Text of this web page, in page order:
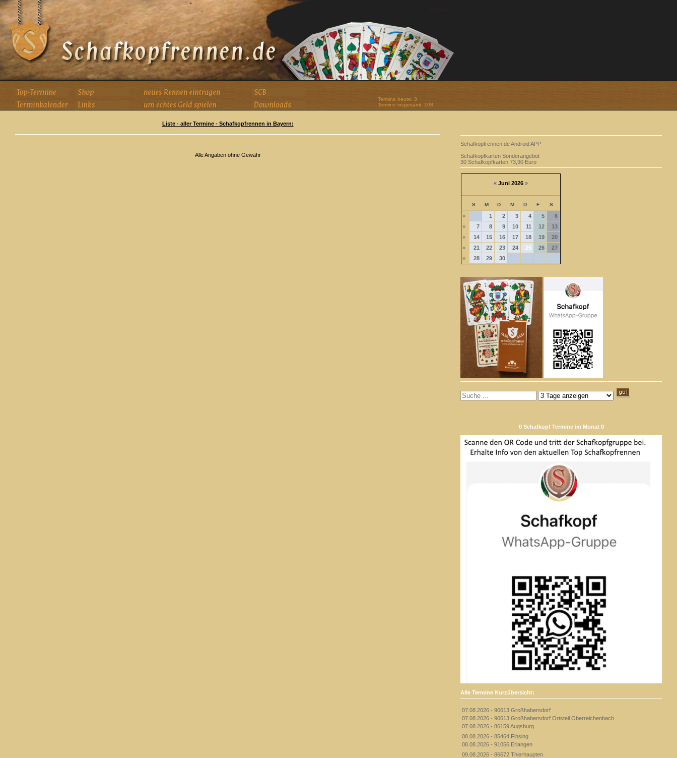
Termine heute: 3
Termine insgesamt: 108
Liste - aller Termine - Schafkopfrennen in Bayern:
Alle Angaben ohne Gewähr
Schafkopfrennen.de Android APP
Schafkopfkarten Sonderangebot
30 Schafkopfkarten 73,90 Euro
« Juni 2026 »
S M D M D F S
» 1 2 3 4 5
6
»
7 8 9 10 11 12
13
»
14 15 16 17 18 19
20
»
21 22 23 24 25 26
27
»
28 29 30
0 Schafkopf Termine im Monat 0
Alle Termine Kurzübersicht:
07.08.2026 - 90613 Großhabersdorf
07.08.2026 - 90613 Großhabersdorf Ortsteil Oberreichenbach
07.08.2026 - 86159 Augsburg
08.08.2026 - 85464 Finsing
08.08.2026 - 91056 Erlangen
09.08.2026 - 86672 Thierhaupten